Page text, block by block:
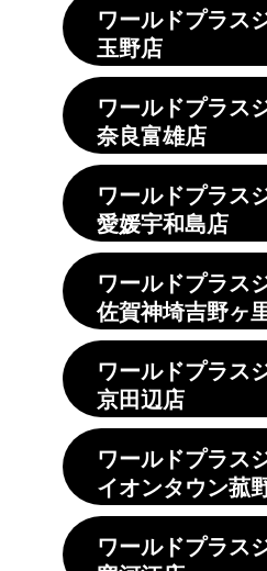
ワールドプラス
玉野店
ワールドプラス
奈良富雄店
ワールドプラス
愛媛宇和島店
ワールドプラス
佐賀神埼吉野ヶ
ワールドプラス
京田辺店
ワールドプラス
イオンタウン菰
ワールドプラス